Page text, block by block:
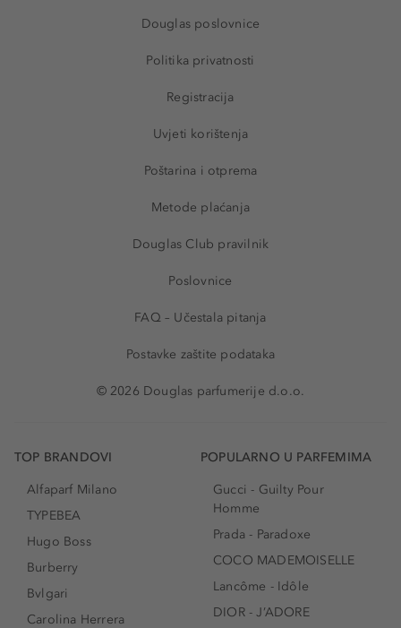
Douglas poslovnice
Politika privatnosti
Registracija
Uvjeti korištenja
Poštarina i otprema
Metode plaćanja
Douglas Club pravilnik
Poslovnice
FAQ – Učestala pitanja
Postavke zaštite podataka
© 2026 Douglas parfumerije d.o.o.
TOP BRANDOVI
Alfaparf Milano
TYPEBEA
Hugo Boss
Burberry
Bvlgari
Carolina Herrera
POPULARNO U PARFEMIMA
Gucci - Guilty Pour
Homme
Prada - Paradoxe
COCO MADEMOISELLE
Lancôme - Idôle
DIOR - J’ADORE